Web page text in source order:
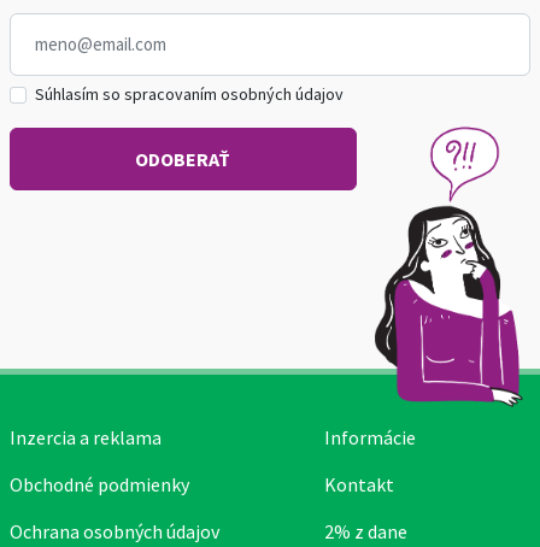
Súhlasím so spracovaním osobných údajov
Inzercia a reklama
Obchodné podmienky
Ochrana osobných údajov
Informácie
Kontakt
2% z dane